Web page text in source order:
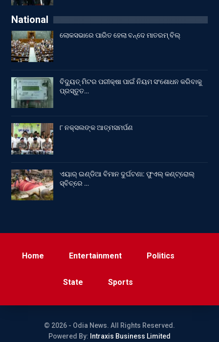
National
ଲୋକସଭାରେ ପାରିତ ହେଲା ବନ୍ଦେ ମାତରମ୍‌ ବିଲ୍‌
ବିଦ୍ୟୁତ୍ ମିଟର ପରୀକ୍ଷା ପାଇଁ ନିୟମ ସଂଶୋଧନ କରିବାକୁ
ପ୍ରସ୍ତୁତ…
୮ ନକ୍ସଲଙ୍କ ଆତ୍ମସମର୍ପଣ
ଏୟାର୍ ଇଣ୍ଡିଆ ବିମାନ ଦୁର୍ଘଟଣା: ଫୁଏଲ୍‌ କଣ୍ଟ୍ରୋଲ୍‌
ସ୍ବିଚ୍‌ରେ …
Home Entertainment Politics
State Sports
© 2026 - Odia News. All Rights Reserved.
Powered By: Intraxis Business Limited